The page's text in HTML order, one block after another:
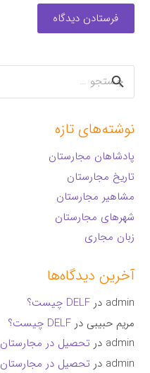
فرستادن دیدگاه
جستجو
برای:
نوشته‌های تازه
پادشاهان مجارستان
تاریخ مجارستان
مشاهیر مجارستان
شهرهای مجارستان
زبان مجاری
آخرین دیدگاه‌ها
admin درDELF چیست؟
مریم حبیبی درDELF چیست؟
admin در تحصیل در مجارستان
admin در تحصیل در مجارستان